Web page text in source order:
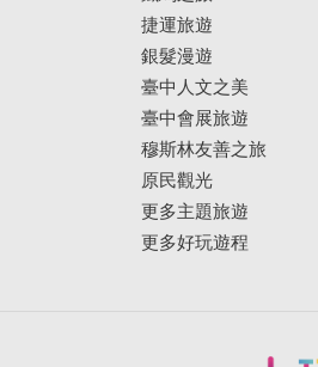
捷運旅遊
銀髮漫遊
臺中人文之美
臺中會展旅遊
穆斯林友善之旅
原民觀光
更多主題旅遊
更多好玩遊程